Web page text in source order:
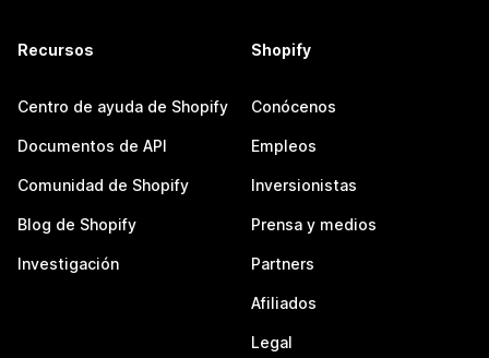
Recursos
Centro de ayuda de Shopify
Documentos de API
Comunidad de Shopify
Blog de Shopify
Investigación
Shopify
Conócenos
Empleos
Inversionistas
Prensa y medios
Partners
Afiliados
Legal